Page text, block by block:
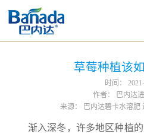
草莓种植该
时间：
作者：
巴内达
来源：
巴内达碧卡水溶肥
渐入深冬，许多地区种植